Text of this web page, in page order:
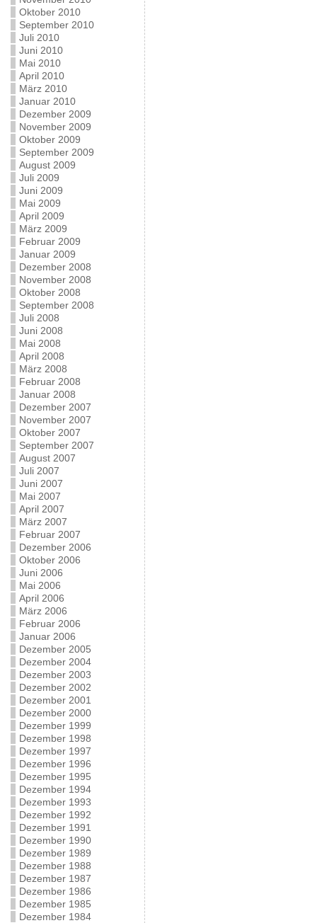
Oktober 2010
September 2010
Juli 2010
Juni 2010
Mai 2010
April 2010
März 2010
Januar 2010
Dezember 2009
November 2009
Oktober 2009
September 2009
August 2009
Juli 2009
Juni 2009
Mai 2009
April 2009
März 2009
Februar 2009
Januar 2009
Dezember 2008
November 2008
Oktober 2008
September 2008
Juli 2008
Juni 2008
Mai 2008
April 2008
März 2008
Februar 2008
Januar 2008
Dezember 2007
November 2007
Oktober 2007
September 2007
August 2007
Juli 2007
Juni 2007
Mai 2007
April 2007
März 2007
Februar 2007
Dezember 2006
Oktober 2006
Juni 2006
Mai 2006
April 2006
März 2006
Februar 2006
Januar 2006
Dezember 2005
Dezember 2004
Dezember 2003
Dezember 2002
Dezember 2001
Dezember 2000
Dezember 1999
Dezember 1998
Dezember 1997
Dezember 1996
Dezember 1995
Dezember 1994
Dezember 1993
Dezember 1992
Dezember 1991
Dezember 1990
Dezember 1989
Dezember 1988
Dezember 1987
Dezember 1986
Dezember 1985
Dezember 1984